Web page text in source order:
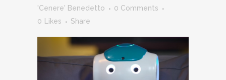
'Cenere' Benedetto
0 Comments
0
Likes Share